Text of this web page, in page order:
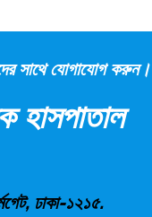
সাথে যোগাযোগ করুন।
হাসপাতাল
ঢাকা-১২১৫.